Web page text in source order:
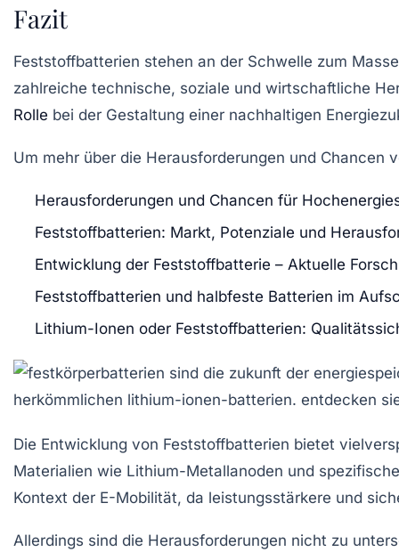
Fazit
Feststoffbatterien stehen an der Schwelle zum
zahlreiche technische, soziale und wirtschaftliche
Rolle bei der Gestaltung einer nachhaltigen
Um mehr über die Herausforderungen und Chancen
Herausforderungen und Chancen für
Feststoffbatterien: Markt, Potenziale und
Entwicklung der Feststoffbatterie – Aktuelle
Feststoffbatterien und halbfeste Batterien im
Lithium-Ionen oder Feststoffbatterien:
Die Entwicklung von Feststoffbatterien bietet
Materialien wie Lithium-Metallanoden und
Kontext der E-Mobilität, da leistungsstärkere und
Allerdings sind die Herausforderungen nicht zu